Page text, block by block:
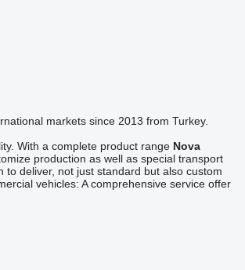
markets since 2013 from Turkey.
With a complete product range Nova
production as well as special transport
deliver, not just standard but also custom
vehicles: A comprehensive service offer